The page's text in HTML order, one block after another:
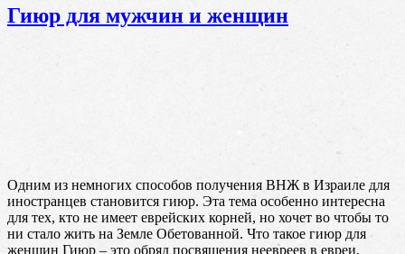
Гиюр для мужчин и женщин
Одним из немногих способов получения ВНЖ в Израиле для
иностранцев становится гиюр. Эта тема особенно интересна
для тех, кто не имеет еврейских корней, но хочет во чтобы то
ни стало жить на Земле Обетованной. Что такое гиюр для
женщин Гиюр – это обряд посвящения неевреев в евреи,